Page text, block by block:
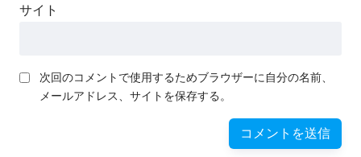
サイト
次回のコメントで使用するためブラウザーに自分の名前、
メールアドレス、サイトを保存する。